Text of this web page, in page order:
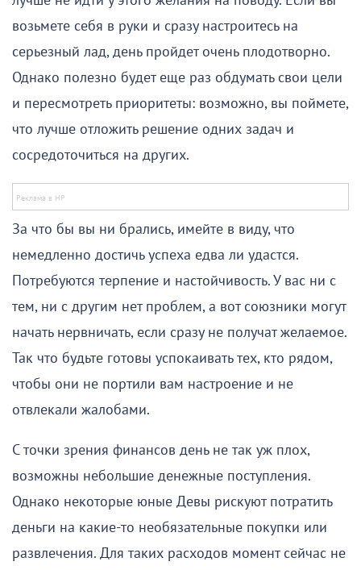
возьмете себя в руки и сразу настроитесь на
серьезный лад, день пройдет очень плодотворно.
Однако полезно будет еще раз обдумать свои цели
и пересмотреть приоритеты: возможно, вы поймете,
что лучше отложить решение одних задач и
сосредоточиться на других.
За что бы вы ни брались, имейте в виду, что
немедленно достичь успеха едва ли удастся.
Потребуются терпение и настойчивость. У вас ни с
тем, ни с другим нет проблем, а вот союзники могут
начать нервничать, если сразу не получат желаемое.
Так что будьте готовы успокаивать тех, кто рядом,
чтобы они не портили вам настроение и не
отвлекали жалобами.
С точки зрения финансов день не так уж плох,
возможны небольшие денежные поступления.
Однако некоторые юные Девы рискуют потратить
деньги на какие-то необязательные покупки или
развлечения. Для таких расходов момент сейчас не